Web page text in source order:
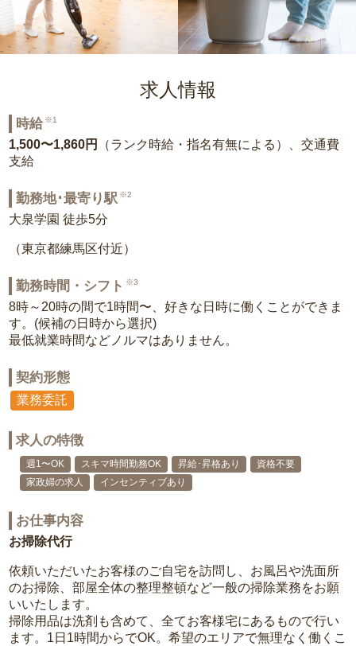
求人情報
時給 ※1
1,500〜1,860円
（ランク時給・指名有無による）、交通費
支給
勤務地･最寄り駅 ※2
大泉学園 徒歩5分
（東京都練馬区付近）
勤務時間・シフト ※3
8時～20時の間で1時間〜、好きな日時に働くことができま
す。(候補の日時から選択)
最低就業時間などノルマはありません。
契約形態
業務委託
求人の特徴
週1〜OK スキマ時間勤務OK 昇給･昇格あり
資格不要
家政婦の求人
インセンティブあり
お仕事内容
お掃除代行
依頼いただいたお客様のご自宅を訪問し、お風呂や洗面所
のお掃除、部屋全体の整理整頓など一般の掃除業務をお願
いいたします。
掃除用品は洗剤も含めて、全てお客様宅にあるもので行い
ます。1日1時間からでOK。希望のエリアで無理なく働くこ